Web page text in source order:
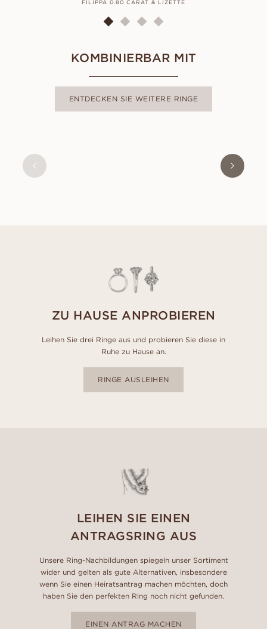
FILIPPA 0.80 CARAT & LIZETTE
KOMBINIERBAR MIT
ENTDECKEN SIE WEITERE RINGE
ZU HAUSE ANPROBIEREN
Leihen Sie drei Ringe aus und probieren Sie diese in
Ruhe zu Hause an.
RINGE AUSLEIHEN
LEIHEN SIE EINEN
ANTRAGSRING AUS
Unsere Ring-Nachbildungen spiegeln unser Sortiment
wider und gelten als gute Alternativen, insbesondere
wenn Sie einen Heiratsantrag machen möchten, doch
haben Sie den perfekten Ring noch nicht gefunden.
EINEN ANTRAG MACHEN